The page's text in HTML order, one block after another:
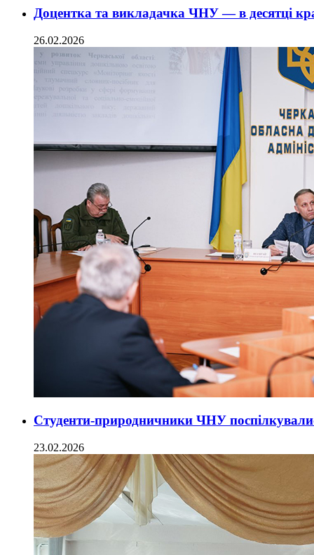
Доцентка та викладачка ЧНУ — в десятці
26.02.2026
Студенти-природничники ЧНУ
23.02.2026